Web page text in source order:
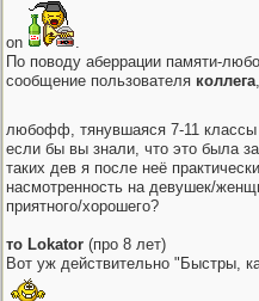
on
.
По поводу аберрации памяти-
сообщение пользователя коллега
любофф, тянувшаяся 7-11 классы
если бы вы знали, что это была
таких дев я после неё
насмотренность на девушек/
приятного/хорошего?
то Lokator (про 8 лет)
Вот уж действительно "Быстры,